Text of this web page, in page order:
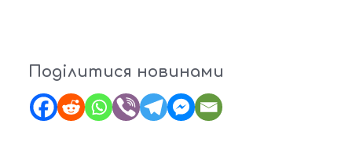
Поділитися новинами